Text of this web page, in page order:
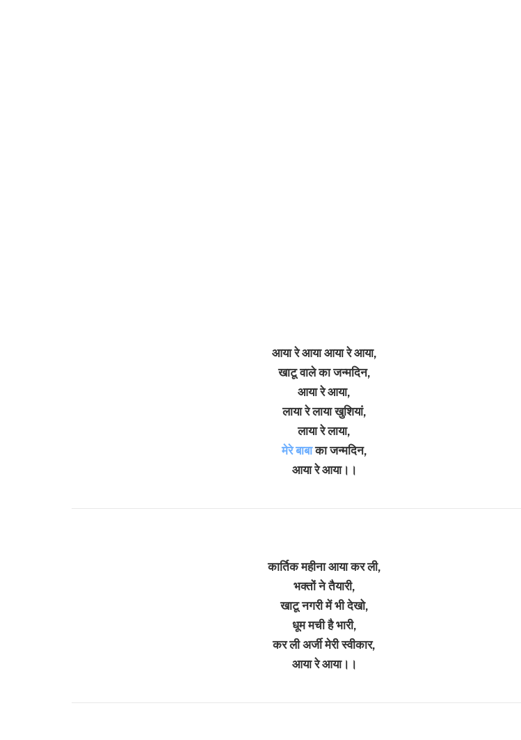
आया रे आया आया रे आया,
खाटू वाले का जन्मदिन,
आया रे आया,
लाया रे लाया खुशियां,
लाया रे लाया,
मेरे बाबाका जन्मदिन,
आया रे आया।।
कार्तिक महीना आया कर ली,
भक्तों ने तैयारी,
खाटू नगरी में भी देखो,
धूम मची है भारी,
कर ली अर्जी मेरी स्वीकार,
आया रे आया।।